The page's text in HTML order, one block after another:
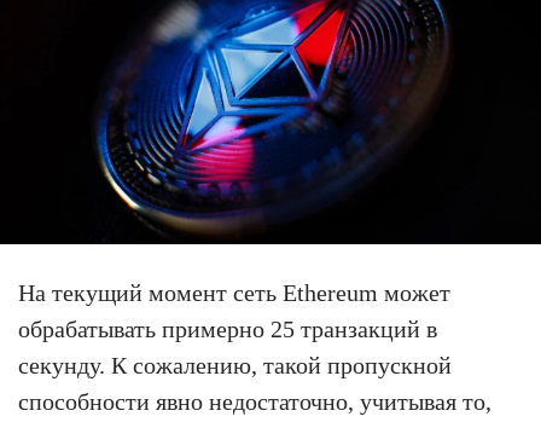
На текущий момент сеть Ethereum может
обрабатывать примерно 25 транзакций в
секунду. К сожалению, такой пропускной
способности явно недостаточно, учитывая то,